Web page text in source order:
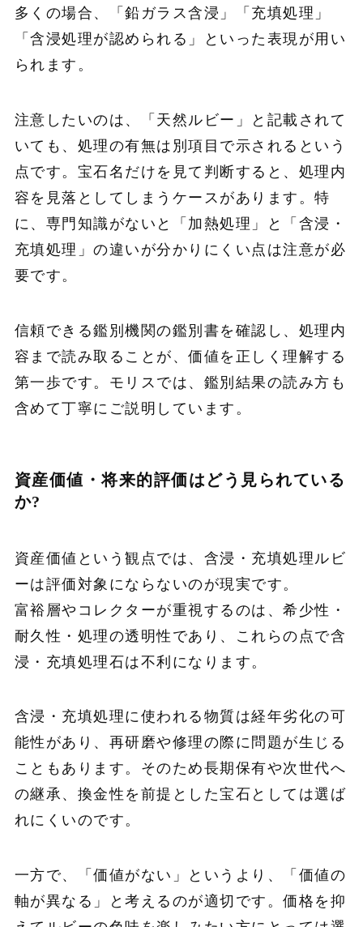
多くの場合、「鉛ガラス含浸」「充填処理」
「含浸処理が認められる」といった表現が用い
られます。
注意したいのは、「天然ルビー」と記載されて
いても、処理の有無は別項目で示されるという
点です。宝石名だけを見て判断すると、処理内
容を見落としてしまうケースがあります。特
に、専門知識がないと「加熱処理」と「含浸・
充填処理」の違いが分かりにくい点は注意が必
要です。
信頼できる鑑別機関の鑑別書を確認し、処理内
容まで読み取ることが、価値を正しく理解する
第一歩です。モリスでは、鑑別結果の読み方も
含めて丁寧にご説明しています。
資産価値・将来的評価はどう見られている
か?
資産価値という観点では、含浸・充填処理ルビ
ーは評価対象にならないのが現実です。
富裕層やコレクターが重視するのは、希少性・
耐久性・処理の透明性であり、これらの点で含
浸・充填処理石は不利になります。
含浸・充填処理に使われる物質は経年劣化の可
能性があり、再研磨や修理の際に問題が生じる
こともあります。そのため長期保有や次世代へ
の継承、換金性を前提とした宝石としては選ば
れにくいのです。
一方で、「価値がない」というより、「価値の
軸が異なる」と考えるのが適切です。価格を抑